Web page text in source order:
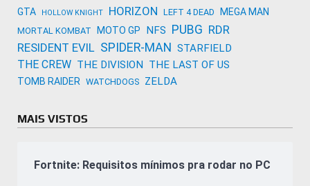
GTA HOLLOW KNIGHT HORIZON LEFT 4 DEAD MEGA MAN
MORTAL KOMBAT MOTO GP NFS PUBG RDR
RESIDENT EVIL SPIDER-MAN STARFIELD
THE CREW THE DIVISION THE LAST OF US
TOMB RAIDER WATCHDOGS ZELDA
MAIS VISTOS
Fortnite: Requisitos mínimos pra rodar no PC